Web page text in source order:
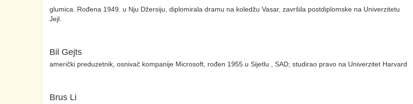
glumica. Rođena 1949. u Nju Džersiju, diplomirala dramu na koledžu Vasar, završila postdiplomske na Univerzitetu
Jejl.
Bil Gejts
američki preduzetnik, osnivač kompanije Microsoft, rođen 1955.u Sijetlu , SAD; studirao pravo na Univerzitet Harvard
Brus Li